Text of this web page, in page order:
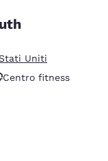
Uniti
Centro fitness